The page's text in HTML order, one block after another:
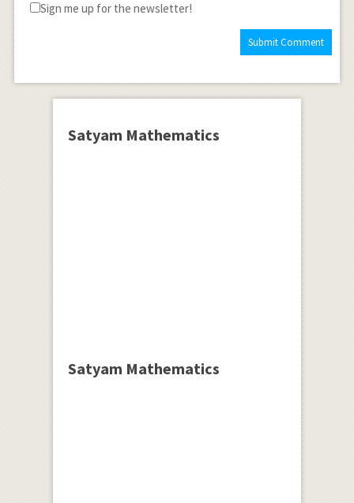
Sign me up for the newsletter!
Satyam Mathematics
Satyam Mathematics